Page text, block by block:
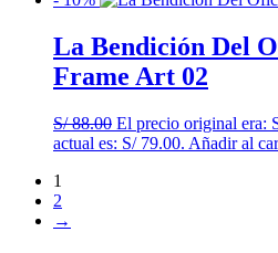
La Bendición Del
Frame Art 02
S/88.00 El precio original era:
actual es: S/ 79.00. Añadir al
1
2
→